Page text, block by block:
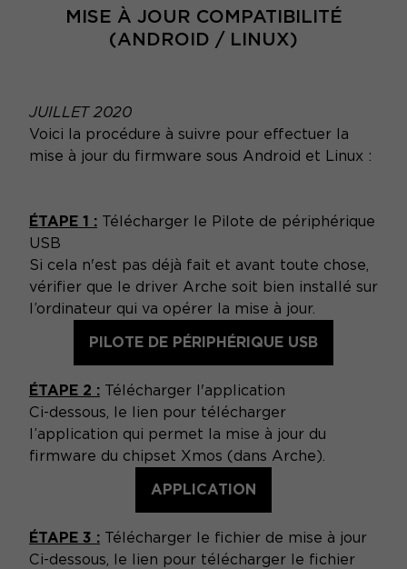
MISE À JOUR COMPATIBILITÉ
(ANDROID / LINUX)
JUILLET 2020
Voici la procédure à suivre pour effectuer la
mise à jour du firmware sous Android et Linux :
ÉTAPE 1 : Télécharger le Pilote de périphérique
USB
Si cela n'est pas déjà fait et avant toute chose,
vérifier que le driver Arche soit bien installé sur
l’ordinateur qui va opérer la mise à jour.
PILOTE DE PÉRIPHÉRIQUE USB
ÉTAPE 2 : Télécharger l'application
Ci-dessous, le lien pour télécharger
l’application qui permet la mise à jour du
firmware du chipset Xmos (dans Arche).
APPLICATION
ÉTAPE 3 : Télécharger le fichier de mise à jour
Ci-dessous, le lien pour télécharger le fichier